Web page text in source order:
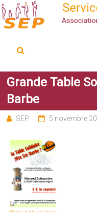
SEP
Grande Table
Barbe
SEP 5 novembre